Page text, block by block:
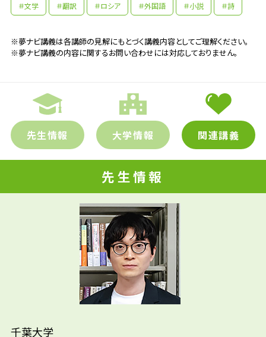
＃文学 ＃翻訳 ＃ロシア ＃外国語 ＃小説 ＃詩
※夢ナビ講義は各講師の見解にもとづく講義内容としてご理解ください。
※夢ナビ講義の内容に関するお問い合わせには対応しておりません。
先生情報 大学情報 関連講義
先生情報
千葉大学
先生の学問へのきっかけは？
した。その夢はかなり早くしてあきらめました
先輩たちはどんな仕事に携わって
いるの？